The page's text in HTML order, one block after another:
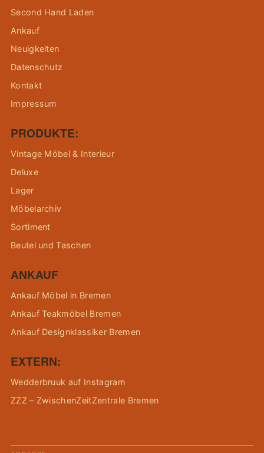
Second Hand Laden
Ankauf
Neuigkeiten
Datenschutz
Kontakt
Impressum
PRODUKTE:
Vintage Möbel & Interieur
Deluxe
Lager
Möbelarchiv
Sortiment
Beutel und Taschen
ANKAUF
Ankauf Möbel in Bremen
Ankauf Teakmöbel Bremen
Ankauf Designklassiker Bremen
EXTERN:
Wedderbruuk auf Instagram
ZZZ – ZwischenZeitZentrale Bremen